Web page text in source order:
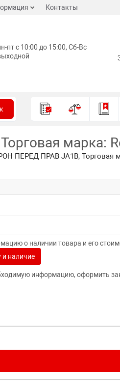
Контакты
пт с 10:00 до 15:00, Сб-Вс
марка:
ПЕРЕД ПРАВ JA1B, Торговая
о наличии товара и его
и наличие
информацию, оформить